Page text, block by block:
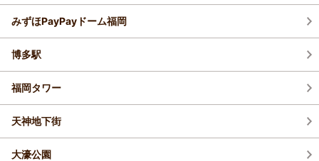
しめる♪「初夏祭り」開催中！他にもドリンク、
福岡空港、北九州空港より車で約50分、JR博多駅から車で約30分
博多豊一 長浜食堂☆
※宿が投稿した記事を新着順で表示しています。
二日市温泉
舗旅館や、温泉ツウを集める日帰り専用施設など、数軒
が軒を連ねる。
おすすめの温泉・露天風呂ガイドをみる
熊ヶ畑小学校の裏水路でホタルの育成および環境美化活
動を行い、環境保全の大切さも教えてくれる熊ヶ畑の
もととりあじさい園
「金剛山もととり保全協議会」が管理していて、金剛山
マリンワールド海の中道 夜のすいぞくかん
ショー」などが楽しめます。夕方より館内が暗くなり、
水天宮夏大祭
スでこってりとした味わいのラーメンは久留米市が発祥とされており、久留
米ラーメンや博多ラーメンとして全国的にも有名です。
【福岡】おいしい明太フランスが買える店
め＜2025＞
みずほPayPayドーム福岡
博多駅
福岡タワー
天神地下街
大濠公園